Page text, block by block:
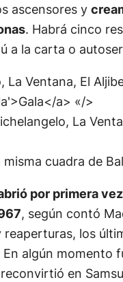
ascensores y
. Habrá cinco
a la carta o
misma cuadra de
por primera
, según contó
reaperturas, los
algún momento
en